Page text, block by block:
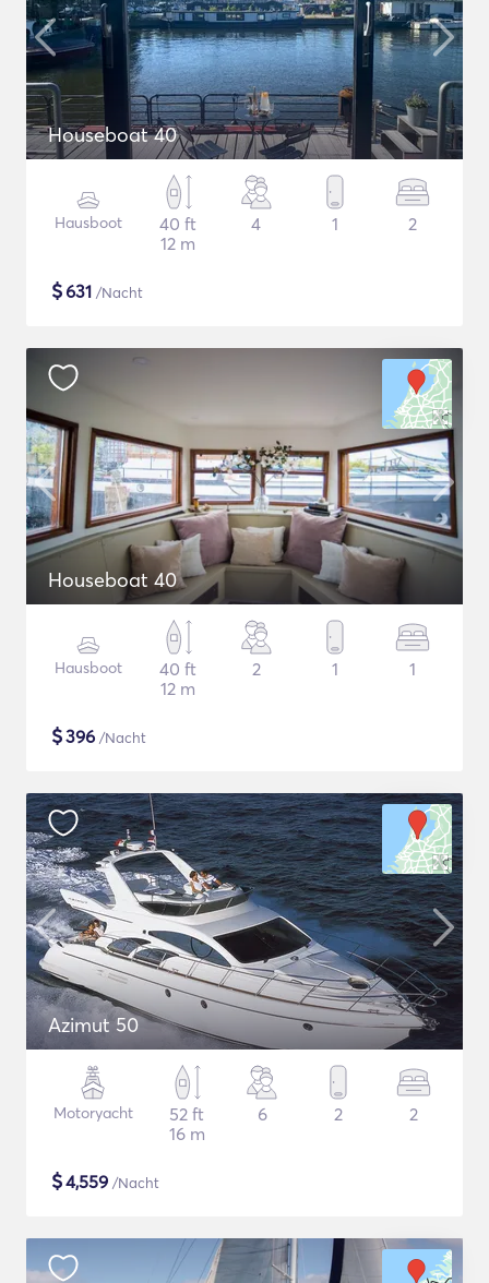
Houseboat 40
Hausboot
40 ft
12 m
4 1 2
$631 /Nacht
Houseboat 40
Hausboot
40 ft
12 m
2 1 1
$396 /Nacht
Azimut 50
Motoryacht
52 ft
16 m
6 2 2
$4,559 /Nacht